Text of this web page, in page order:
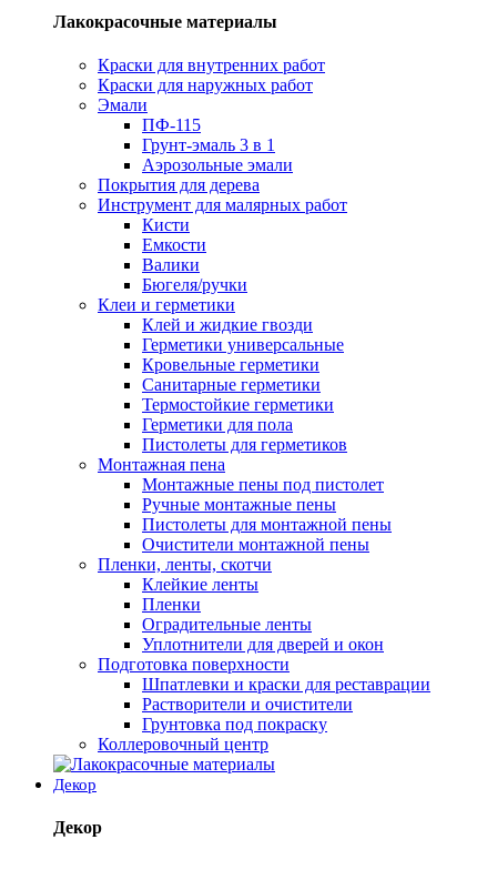
Лакокрасочные материалы
Краски для внутренних работ
Краски для наружных работ
Эмали
ПФ-115
Грунт-эмаль 3 в 1
Аэрозольные эмали
Покрытия для дерева
Инструмент для малярных работ
Кисти
Емкости
Валики
Бюгеля/ручки
Клеи и герметики
Клей и жидкие гвозди
Герметики универсальные
Кровельные герметики
Санитарные герметики
Термостойкие герметики
Герметики для пола
Пистолеты для герметиков
Монтажная пена
Монтажные пены под пистолет
Ручные монтажные пены
Пистолеты для монтажной пены
Очистители монтажной пены
Пленки, ленты, скотчи
Клейкие ленты
Пленки
Оградительные ленты
Уплотнители для дверей и окон
Подготовка поверхности
Шпатлевки и краски для реставрации
Растворители и очистители
Грунтовка под покраску
Коллеровочный центр
Декор
Декор